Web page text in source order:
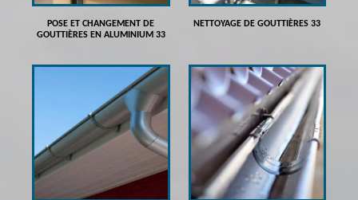
POSE ET CHANGEMENT DE
GOUTTIÈRES EN ALUMINIUM 33
NETTOYAGE DE GOUTTIÈRES 33